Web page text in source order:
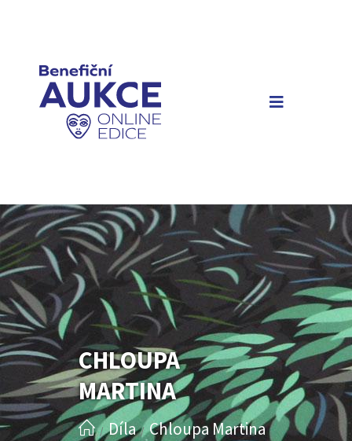
CHLOUPA
MARTINA
/ Díla / Chloupa Martina